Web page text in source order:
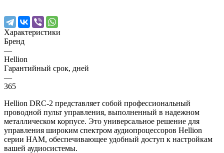
Характеристики
Бренд
—
Hellion
Гарантийный срок, дней
—
365
Hellion DRC-2 представляет собой профессиональный
проводной пульт управления, выполненный в надежном
металлическом корпусе. Это универсальное решение для
управления широким спектром аудиопроцессоров Hellion
серии HAM, обеспечивающее удобный доступ к настройкам
вашей аудиосистемы.